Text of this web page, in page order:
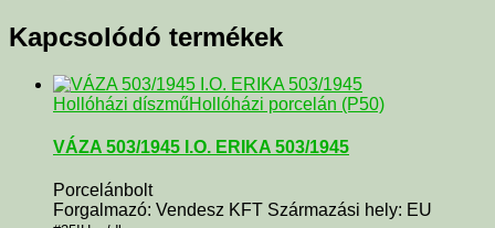
Kapcsolódó termékek
Hollóházi díszműHollóházi porcelán (P50)
VÁZA 503/1945 I.O. ERIKA 503/1945
Porcelánbolt
Forgalmazó: Vendesz KFT Származási hely: EU